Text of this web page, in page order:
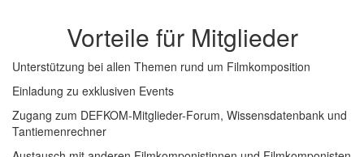
Vorteile für Mitglieder
Unterstützung bei allen Themen rund um Filmkomposition
Einladung zu exklusiven Events
Zugang zum DEFKOM-Mitglieder-Forum, Wissensdatenbank und
Tantiemenrechner